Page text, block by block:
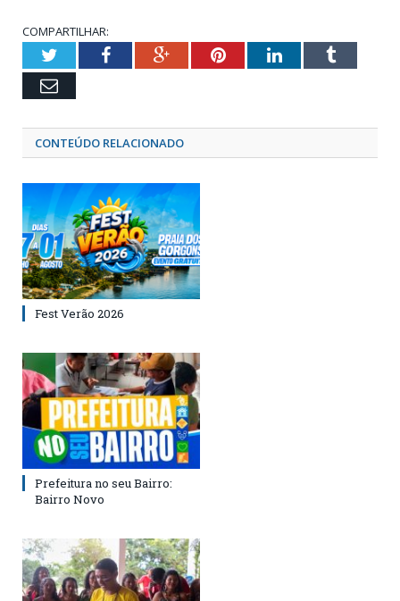
COMPARTILHAR:
TwitterFacebookGoogle+PinterestLinkedInTumblr
Email
CONTEÚDO RELACIONADO
Fest Verão 2026
Prefeitura no seu Bairro:
Bairro Novo